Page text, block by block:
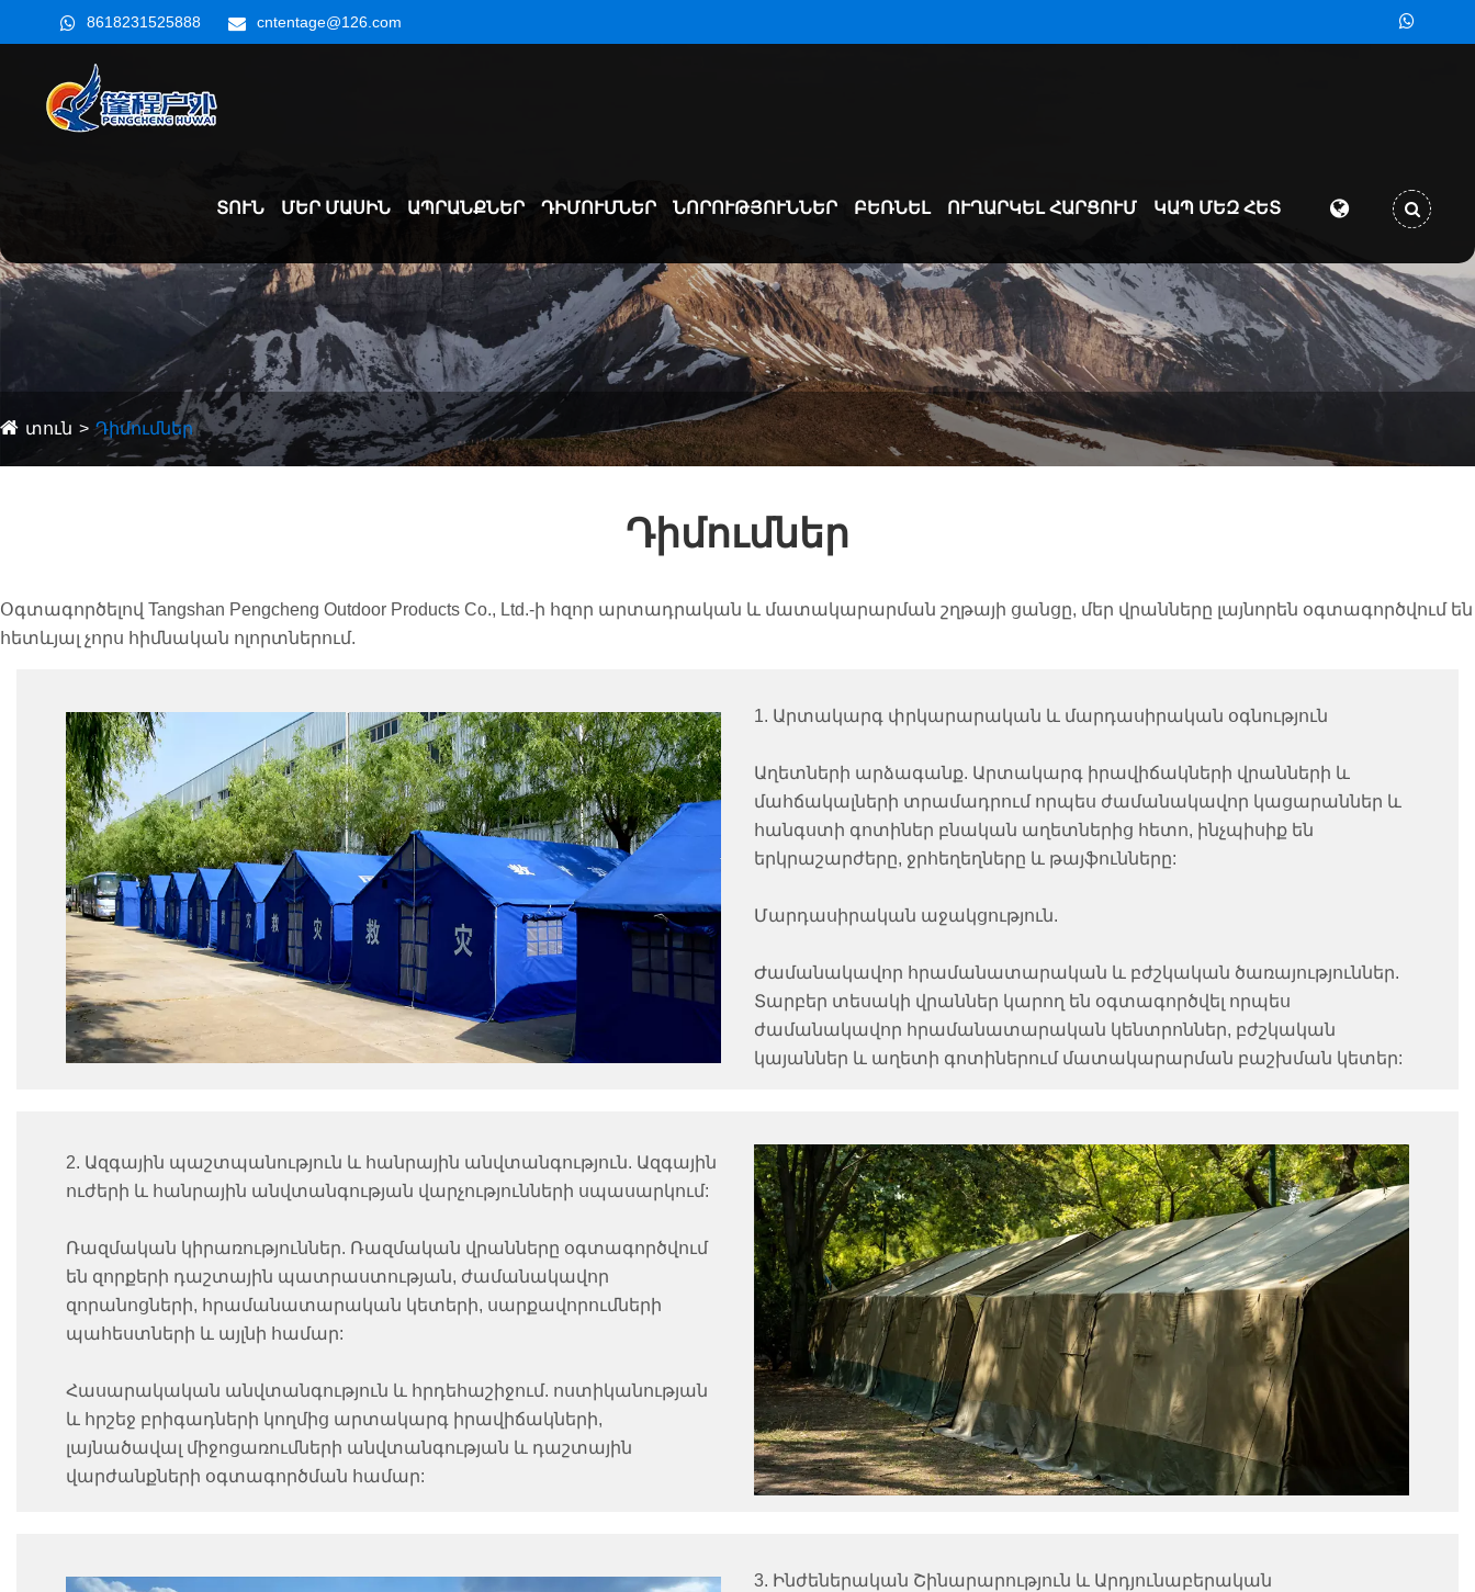
8618231525888 cntentage@126.com
ՏՈՒՆ ՄԵՐ ՄԱՍԻՆ ԱՊՐԱՆՔՆԵՐ ԴԻՄՈՒՄՆԵՐ ՆՈՐՈՒԹՅՈՒՆՆԵՐ ԲԵՌՆԵԼ ՈՒՂԱՐԿԵԼ ՀԱՐՑՈՒՄ ԿԱՊ ՄԵԶ ՀԵՏ
տուն Դիմումներ
Դիմումներ
Օգտագործելով Tangshan Pengcheng Outdoor Products Co., Ltd.-ի հզոր արտադրական և մատակարարման շղթայի ցանցը, մեր վրանները լայնորեն օգտագործվում են
հետևյալ չորս հիմնական ոլորտներում.
1. Արտակարգ փրկարարական և մարդասիրական օգնություն
Աղետների արձագանք. Արտակարգ իրավիճակների վրանների և
մահճակալների տրամադրում որպես ժամանակավոր կացարաններ և
հանգստի գոտիներ բնական աղետներից հետո, ինչպիսիք են
երկրաշարժերը, ջրհեղեղները և թայֆունները:
Մարդասիրական աջակցություն.
Ժամանակավոր հրամանատարական և բժշկական ծառայություններ.
Տարբեր տեսակի վրաններ կարող են օգտագործվել որպես
ժամանակավոր հրամանատարական կենտրոններ, բժշկական
կայաններ և աղետի գոտիներում մատակարարման բաշխման կետեր:
2. Ազգային պաշտպանություն և հանրային անվտանգություն. Ազգային
ուժերի և հանրային անվտանգության վարչությունների սպասարկում:
Ռազմական կիրառություններ. Ռազմական վրանները օգտագործվում
են զորքերի դաշտային պատրաստության, ժամանակավոր
զորանոցների, հրամանատարական կետերի, սարքավորումների
պահեստների և այլնի համար:
Հասարակական անվտանգություն և հրդեհաշիջում. ոստիկանության
և հրշեջ բրիգադների կողմից արտակարգ իրավիճակների,
լայնածավալ միջոցառումների անվտանգության և դաշտային
վարժանքների օգտագործման համար:
3. Ինժեներական Շինարարություն և Արդյունաբերական